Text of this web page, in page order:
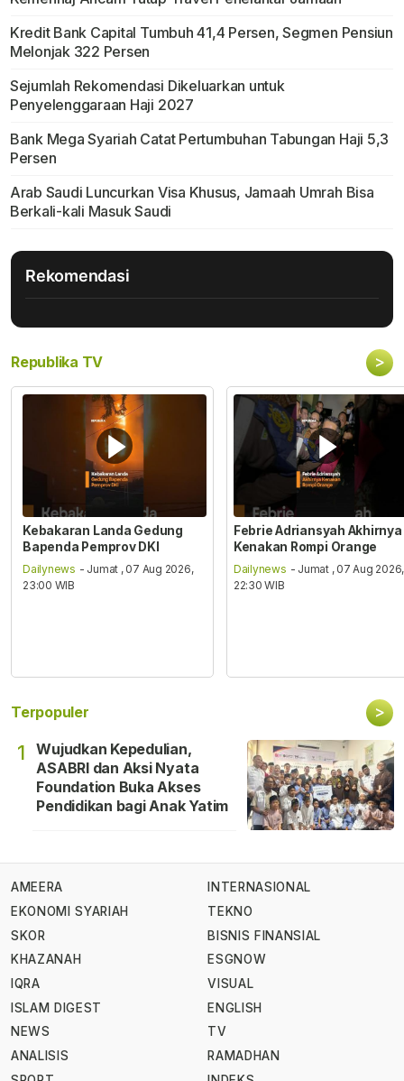
Kredit Bank Capital Tumbuh 41,4 Persen, Segmen Pensiun
Melonjak 322 Persen
Sejumlah Rekomendasi Dikeluarkan untuk
Penyelenggaraan Haji 2027
Bank Mega Syariah Catat Pertumbuhan Tabungan Haji 5,3
Persen
Arab Saudi Luncurkan Visa Khusus, Jamaah Umrah Bisa
Berkali-kali Masuk Saudi
Rekomendasi
Republika TV >
Kebakaran Landa Gedung
Bapenda Pemprov DKI
Dailynews - Jumat , 07 Aug 2026,
23:00 WIB
Febrie Adriansyah Akhirnya
Kenakan Rompi Orange
Dailynews - Jumat , 07 Aug 2026,
22:30 WIB
Terpopuler >
1
Wujudkan Kepedulian,
ASABRI dan Aksi Nyata
Foundation Buka Akses
Pendidikan bagi Anak Yatim
AMEERA
EKONOMI SYARIAH
SKOR
KHAZANAH
IQRA
ISLAM DIGEST
NEWS
ANALISIS
INTERNASIONAL
TEKNO
BISNIS FINANSIAL
ESGNOW
VISUAL
ENGLISH
TV
RAMADHAN